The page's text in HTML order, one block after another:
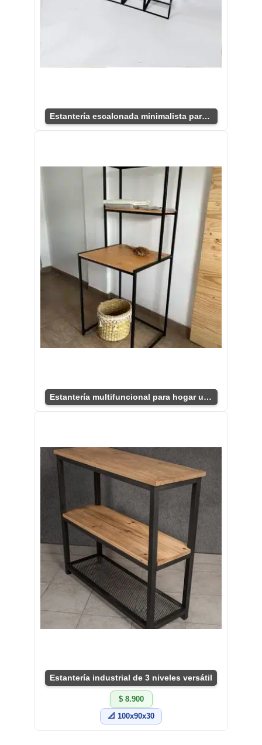
Estantería escalonada minimalista para sala
Estantería multifuncional para hogar u oficina.
Estantería industrial de 3 niveles versátil
$ 8.900
📐 100x90x30